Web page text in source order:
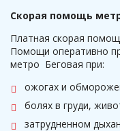
Скорая помощь
Платная скорая
Помощи оперативно
метро Беговая при:
ожогах и
болях в груди,
затрудненном